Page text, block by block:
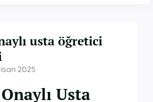
usta öğretici
2025
Usta